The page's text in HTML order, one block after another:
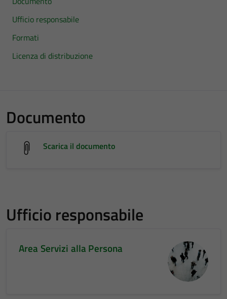
Ufficio responsabile
Formati
Licenza di distribuzione
Documento
Scarica il documento
Ufficio responsabile
Area Servizi alla Persona